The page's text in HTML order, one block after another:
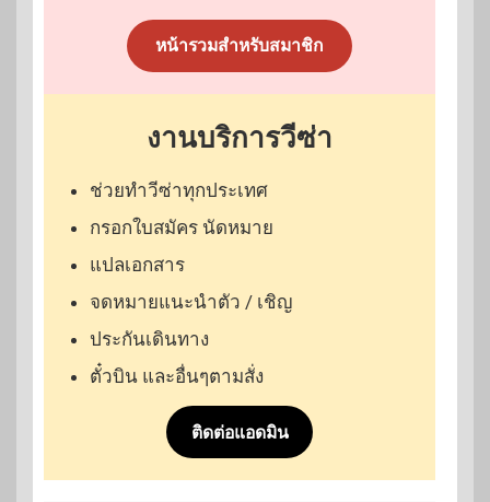
หน้ารวมสำหรับสมาชิก
งานบริการวีซ่า
ช่วยทำวีซ่าทุกประเทศ
กรอกใบสมัคร นัดหมาย
แปลเอกสาร
จดหมายแนะนำตัว / เชิญ
ประกันเดินทาง
ตั๋วบิน และอื่นๆตามสั่ง
ติดต่อแอดมิน